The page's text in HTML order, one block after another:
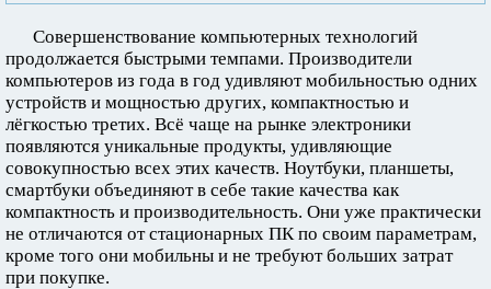
Совершенствование компьютерных технологий
продолжается быстрыми темпами. Производители
компьютеров из года в год удивляют мобильностью одних
устройств и мощностью других, компактностью и
лёгкостью третих. Всё чаще на рынке электроники
появляются уникальные продукты, удивляющие
совокупностью всех этих качеств. Ноутбуки, планшеты,
смартбуки объединяют в себе такие качества как
компактность и производительность. Они уже практически
не отличаются от стационарных ПК по своим параметрам,
кроме того они мобильны и не требуют больших затрат
при покупке.